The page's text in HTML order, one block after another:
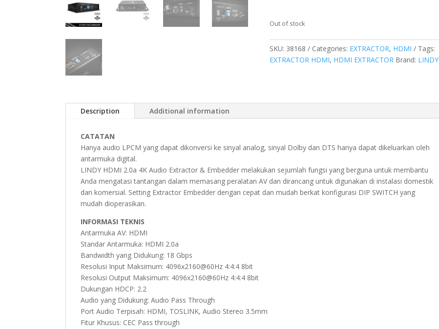
Out of stock
SKU: 38168 Categories: EXTRACTOR, HDMI
Tags:
EXTRACTOR HDMI, HDMI EXTRACTOR Brand: LINDY
Description Additional information
CATATAN
Hanya audio LPCM yang dapat dikonversi ke sinyal analog, sinyal Dolby dan DTS hanya dapat dikeluarkan oleh
antarmuka digital.
LINDY HDMI 2.0a 4K Audio Extractor & Embedder melakukan sejumlah fungsi yang berguna untuk membantu
Anda mengatasi tantangan dalam memasang peralatan AV dan dirancang untuk digunakan di instalasi domestik
dan komersial. Setting Extractor Embedder dengan cepat dan mudah berkat konfigurasi DIP SWITCH yang
mudah dioperasikan.
INFORMASI TEKNIS
Antarmuka AV: HDMI
Standar Antarmuka: HDMI 2.0a
Bandwidth yang Didukung: 18 Gbps
Resolusi Input Maksimum: 4096x2160@60Hz 4:4:4 8bit
Resolusi Output Maksimum: 4096x2160@60Hz 4:4:4 8bit
Dukungan HDCP: 2.2
Audio yang Didukung: Audio Pass Through
Port Audio Terpisah: HDMI, TOSLINK, Audio Stereo 3.5mm
Fitur Khusus: CEC Pass through